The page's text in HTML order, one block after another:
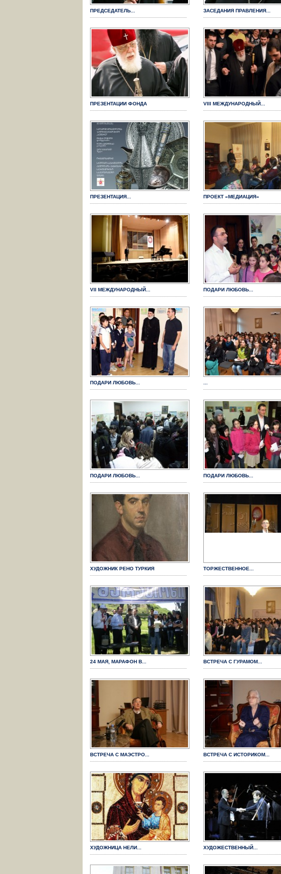
ПРЕДСЕДАТЕЛЬ... ЗАСЕДАНИЯ ПРАВЛЕНИЯ...
ПРЕЗЕНТАЦИИ ФОНДА VIII МЕЖДУНАРОДНЫЙ...
ПРЕЗЕНТАЦИЯ... ПРОЕКТ «МЕДИАЦИЯ»
VII МЕЖДУНАРОДНЫЙ... ПОДАРИ ЛЮБОВЬ...
ПОДАРИ ЛЮБОВЬ...
ПОДАРИ ЛЮБОВЬ... ПОДАРИ ЛЮБОВЬ...
ХУДОЖНИК РЕНО ТУРКИЯ ТОРЖЕСТВЕННОЕ...
24 МАЯ, МАРАФОН В... ВСТРЕЧА С ГУРАМОМ...
ВСТРЕЧА С МАЭСТРО... ВСТРЕЧА С ИСТОРИКОМ...
ХУДОЖНИЦА НЕЛИ... ХУДОЖЕСТВЕННЫЙ...